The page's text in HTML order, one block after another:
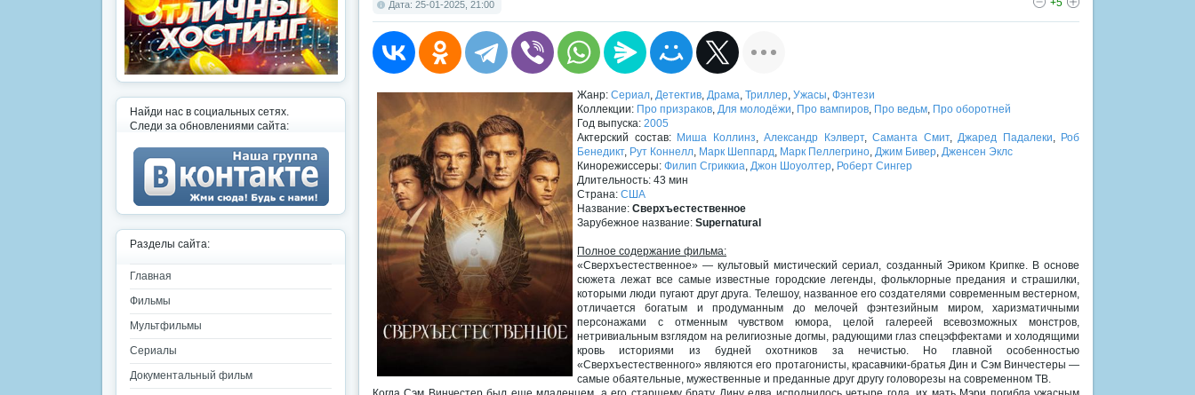
Дата: 25-01-2025, 21:00 +5
Жанр: Сериал, Детектив, Драма, Триллер, Ужасы, Фэнтези
Коллекции: Про призраков, Для молодёжи, Про вампиров, Про ведьм, Про оборотней
Год выпуска: 2005
Актерский состав: Миша Коллинз, Александр Кэлверт, Саманта Смит, Джаред Падалеки, Роб
Бенедикт, Рут Коннелл, Марк Шеппард, Марк Пеллегрино, Джим Бивер, Дженсен Эклс
Кинорежиссеры: Филип Сгриккиа, Джон Шоуолтер, Роберт Сингер
Длительность: 43 мин
Страна: США
Название: Сверхъестественное
Зарубежное название: Supernatural
Полное содержание фильма:
«Сверхъестественное» — культовый мистический сериал, созданный Эриком Крипке. В основе
сюжета лежат все самые известные городские легенды, фольклорные предания и страшилки,
которыми люди пугают друг друга. Телешоу, названное его создателями современным вестерном,
отличается богатым и продуманным до мелочей фэнтезийным миром, харизматичными
персонажами с отменным чувством юмора, целой галереей всевозможных монстров,
нетривиальным взглядом на религиозные догмы, радующими глаз спецэффектами и холодящими
кровь историями из будней охотников за нечистью. Но главной особенностью
«Сверхъестественного» являются его протагонисты, красавчики-братья Дин и Сэм Винчестеры —
самые обаятельные, мужественные и преданные друг другу головорезы на современном ТВ.
Найди нас в социальных сетях.
Следи за обновлениями сайта:
Разделы сайта:
Главная
Фильмы
Мультфильмы
Сериалы
Документальный фильм